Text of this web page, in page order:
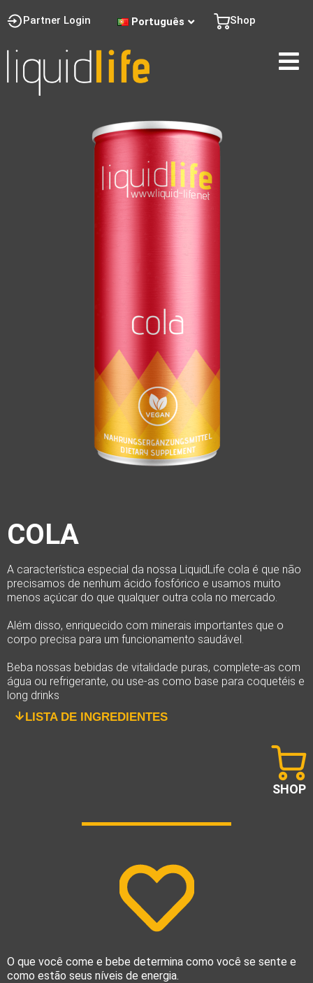
Partner Login Português Shop
COLA
A característica especial da nossa LiquidLife cola é que não
precisamos de nenhum ácido fosfórico e usamos muito
menos açúcar do que qualquer outra cola no mercado.
Além disso, enriquecido com minerais importantes que o
corpo precisa para um funcionamento saudável.
Beba nossas bebidas de vitalidade puras, complete-as com
água ou refrigerante, ou use-as como base para coquetéis e
long drinks
LISTA DE INGREDIENTES
SHOP
O que você come e bebe determina como você se sente e
como estão seus níveis de energia.